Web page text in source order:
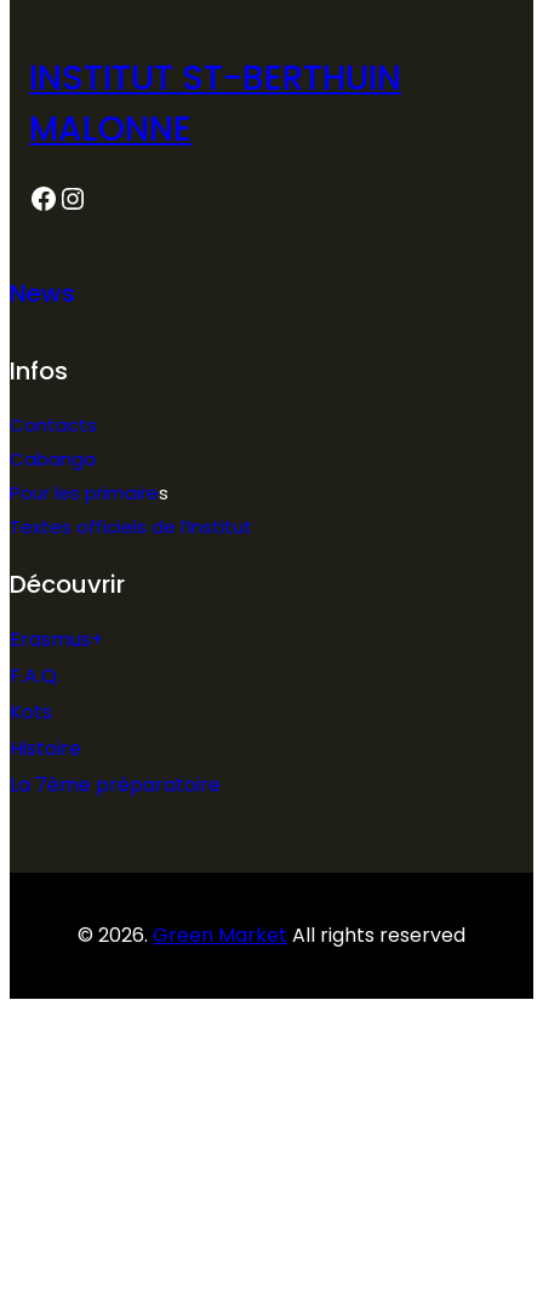
INSTITUT ST-BERTHUIN
MALONNE
Facebook Instagram
News
Infos
Contacts
Cabanga
Pour les primaires
Textes officiels de l’Institut
Découvrir
Erasmus+
F.A.Q.
Kots
Histoire
La 7ème préparatoire
© 2026. Green Market All rights reserved